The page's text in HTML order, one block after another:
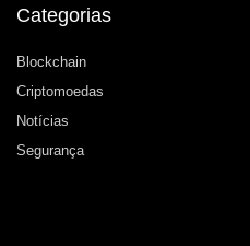
Categorias
Blockchain
Criptomoedas
Notícias
Segurança